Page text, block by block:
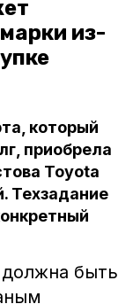
из-
который
приобрела
Toyota
Техзадание
быть